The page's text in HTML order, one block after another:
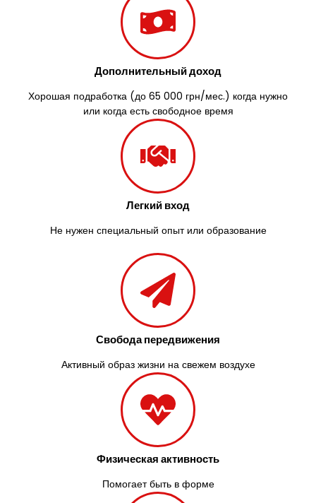
Дополнительный доход
Хорошая подработка (до 65 000 грн/мес.) когда нужно
или когда есть свободное время
Легкий вход
Не нужен специальный опыт или образование
Свобода передвижения
Активный образ жизни на свежем воздухе
Физическая активность
Помогает быть в форме
Знаменка
Звенигородка